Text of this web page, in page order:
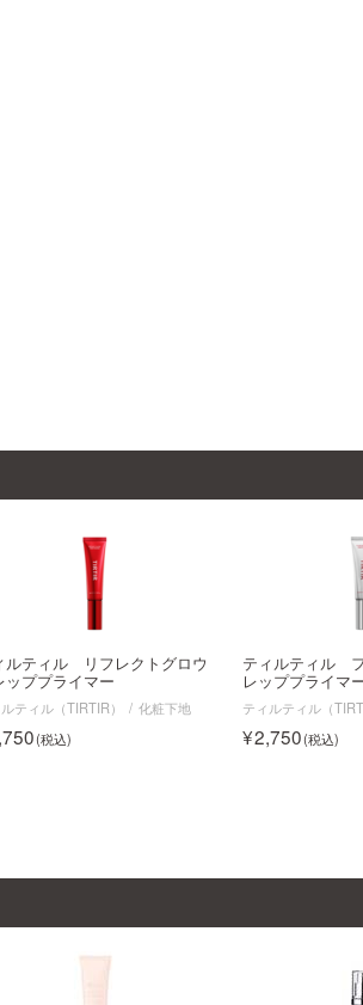
ルティル リフレクトグロウ
ッププライマー
ティル（TIRTIR） 化粧下地
ティルティル
レッププライマ
ティルティル（
2,750